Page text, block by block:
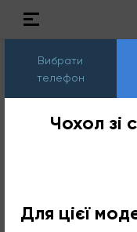
Вибрати
телефон
Чохол зі
Для цієї